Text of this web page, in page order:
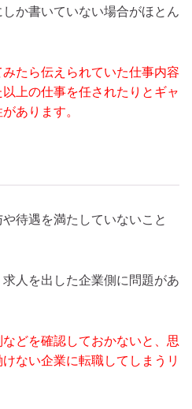
か書いていない場合がほとん
たら伝えられていた仕事内容
上の仕事を任されたりとギャ
あります。
待遇を満たしていないこと
人を出した企業側に問題があ
どを確認しておかないと、思
ない企業に転職してしまうリ